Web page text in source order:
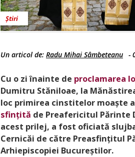
Știri
Un articol de: Radu Mihai Sâmbeteanu -
Cu o zi înainte de proclamarea
Dumitru Stăniloae, la
loc primirea cinstitelor moaște
sfințită de Preafericitul Părinte
acest prilej, a fost oficiată
Cernicăi de către Preasfințitul
Arhiepiscopiei Bucureștilor.